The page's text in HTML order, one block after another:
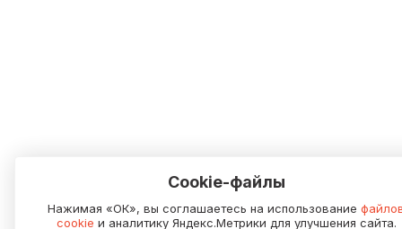
Cookie-файлы
Нажимая «ОК», вы соглашаетесь на использование
cookie и аналитику Яндекс.Метрики для улучшения сайта.